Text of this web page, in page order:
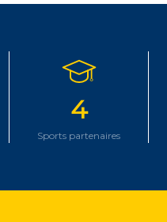
4
Sports partenaires